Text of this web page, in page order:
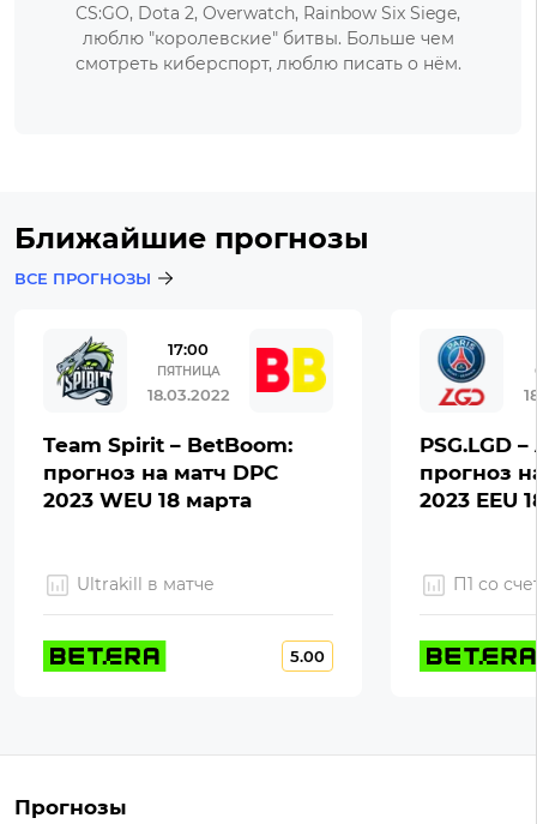
CS:GO, Dota 2, Overwatch, Rainbow Six Siege,
люблю "королевские" битвы. Больше чем
смотреть киберспорт, люблю писать о нём.
Ближайшие прогнозы
ВСЕ ПРОГНОЗЫ
17:00
ПЯТНИЦА
18.03.2022
Team Spirit – BetBoom:
прогноз на матч DPC
2023 WEU 18 марта
Ultrakill в матче
5.00
PSG.LGD
прогноз
2023 EEU
П1 со
Прогнозы